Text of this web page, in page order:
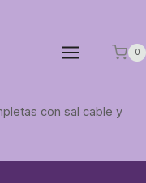
0
con sal cable y